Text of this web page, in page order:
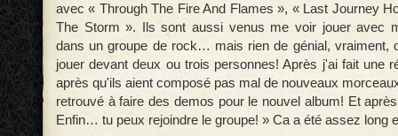
avec « Through The Fire And Flames », « Last Journey
The Storm ». Ils sont aussi venus me voir jouer avec
dans un groupe de rock… mais rien de génial, vraiment,
jouer devant deux ou trois personnes! Après j'ai fait une
après qu'ils aient composé pas mal de nouveaux
retrouvé à faire des demos pour le nouvel album! Et
Enfin… tu peux rejoindre le groupe! » Ca a été assez long